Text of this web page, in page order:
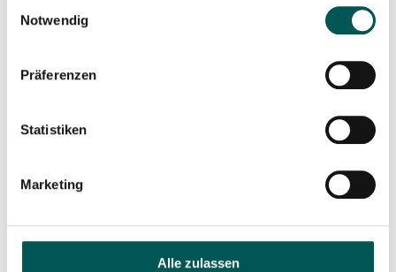
Notwendig
Präferenzen
Statistiken
Marketing
Alle zulassen
Black Iron Horse Ibex 2 /
Family / Dog